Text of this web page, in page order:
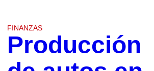
FINANZAS
Producción